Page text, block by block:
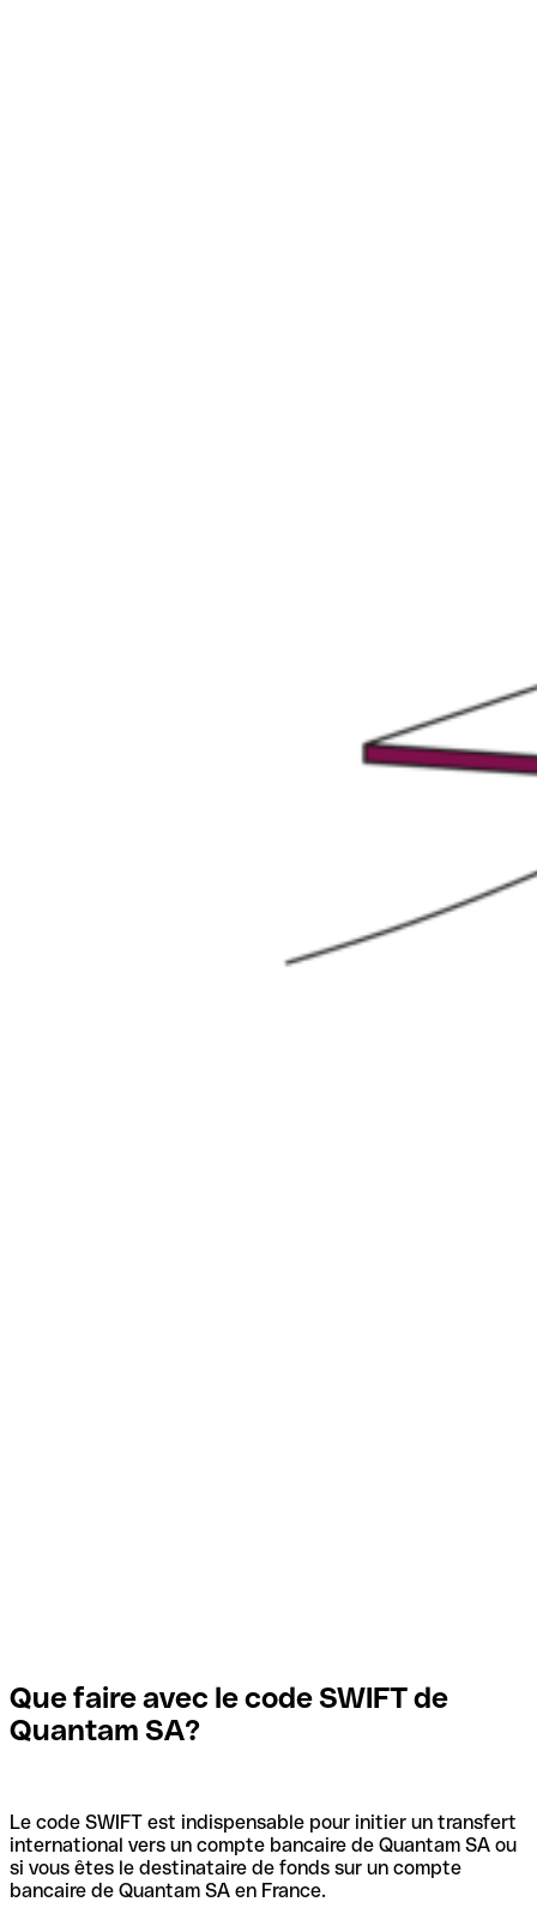
Que faire avec le code SWIFT de
Quantam SA?
Le code SWIFT est indispensable pour initier un transfert
international vers un compte bancaire de Quantam SA ou
si vous êtes le destinataire de fonds sur un compte
bancaire de Quantam SA en France.